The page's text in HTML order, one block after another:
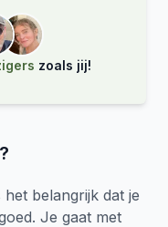
zoals jij!
belangrijk dat je
Je gaat met